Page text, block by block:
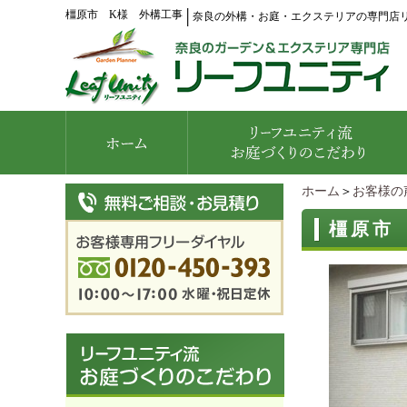
橿原市 K様 外構工事 奈良の外構・お庭・エクステリアの専門店
ホーム ＞ お客様の
橿原